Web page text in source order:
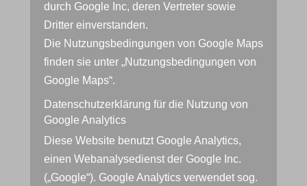
durch Google Inc, deren Vertreter sowie
Dritter einverstanden.
Die Nutzungsbedingungen von Google Maps
finden sie unter „Nutzungsbedingungen von
Google Maps“.
Datenschutzerklärung für die Nutzung von
Google Analytics
Diese Website benutzt Google Analytics,
einen Webanalysedienst der Google Inc.
(„Google“). Google Analytics verwendet sog.